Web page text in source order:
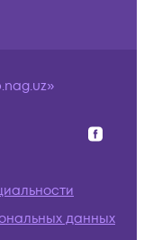
данных